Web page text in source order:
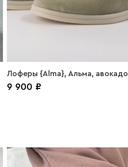
Лоферы {Alma}, Альма, авокадо
9 900 ₽